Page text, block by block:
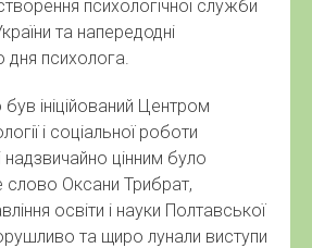
психологічної служби
та напередодні
дня психолога.
був ініційований Центром
і соціальної роботи
цінним було
слово Оксани Трибрат,
освіти і науки Полтавської
та щиро лунали виступи